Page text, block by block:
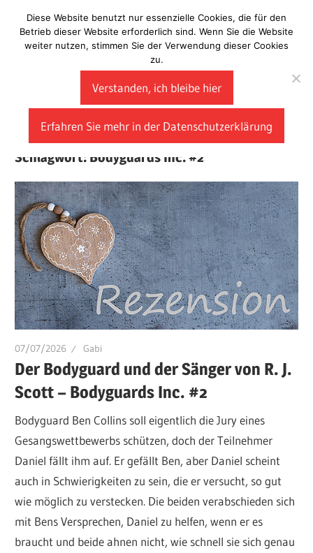
Inhalt
springen
Laberladen
Schlagwort: Bodyguards Inc. #2
07/07/2026 Gabi
Der Bodyguard und der Sänger von R. J.
Scott – Bodyguards Inc. #2
Bodyguard Ben Collins soll eigentlich die Jury eines
Gesangswettbewerbs schützen, doch der Teilnehmer
Daniel fällt ihm auf. Er gefällt Ben, aber Daniel scheint
auch in Schwierigkeiten zu sein, die er versucht, so gut
wie möglich zu verstecken. Die beiden verabschieden sich
mit Bens Versprechen, Daniel zu helfen, wenn er es
braucht und beide ahnen nicht, wie schnell sie sich genau
Diese Website benutzt nur essenzielle Cookies, die für den
Betrieb dieser Website erforderlich sind. Wenn Sie die Website
weiter nutzen, stimmen Sie der Verwendung dieser Cookies
zu.
Verstanden, ich bleibe hier
Erfahren Sie mehr in der Datenschutzerklärung